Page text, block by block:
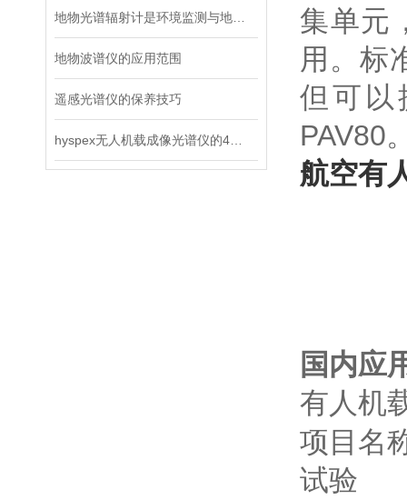
地物波谱仪的应用范围
遥感光谱仪的保养技巧
集单元
用。标
但可以
PAV80
航空有
国内应
有人机
项目名
试验